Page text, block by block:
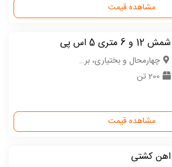
مشاهده قیمت
شمش 12 و 6 متری 5 اس پی
چهارمحال و بختیاری، بروجن
200 تن
مشاهده قیمت
اهن کشتی